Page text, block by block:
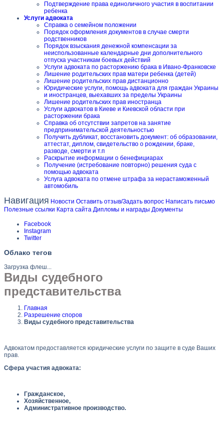
Подтверждение права единоличного участия в воспитании
ребенка
Услуги адвоката
Справка о семейном положении
Порядок оформления документов в случае смерти
родственников
Порядок взыскания денежной компенсации за
неиспользованные календарные дни дополнительного
отпуска участникам боевых действий
Услуги адвоката по расторжению брака в Ивано-Франковске
Лишение родительских прав матери ребенка (детей)
Лишение родительских прав дистанционно
Юридические услуги, помощь адвоката для граждан Украины
и иностранцев, выехавших за пределы Украины
Лишение родительских прав иностранца
Услуги адвокатов в Киеве и Киевской области при
расторжении брака
Справка об отсутствии запретов на занятие
предпринимательской деятельностью
Получить дубликат, восстановить документ: об образовании,
аттестат, диплом, свидетельство о рождении, браке,
разводе, смерти и т.п
Раскрытие информации о бенефициарах
Получение (истребование повторно) решения суда с
помощью адвоката
Услуга адвоката по отмене штрафа за нерастаможенный
автомобиль
Навигация Новости Оставить отзыв/Задать вопрос Написать письмо
Полезные ссылки Карта сайта Дипломы и награды Документы
Facebook
Instagram
Twitter
Облако тегов
Загрузка флеш...
Виды судебного
представительства
Главная
Разрешение споров
Виды судебного представительства
Адвокатом предоставляется юридические услуги по защите в суде Ваших
прав.
Сфера участия адвоката:
Гражданское,
Хозяйственное,
Административное производство.